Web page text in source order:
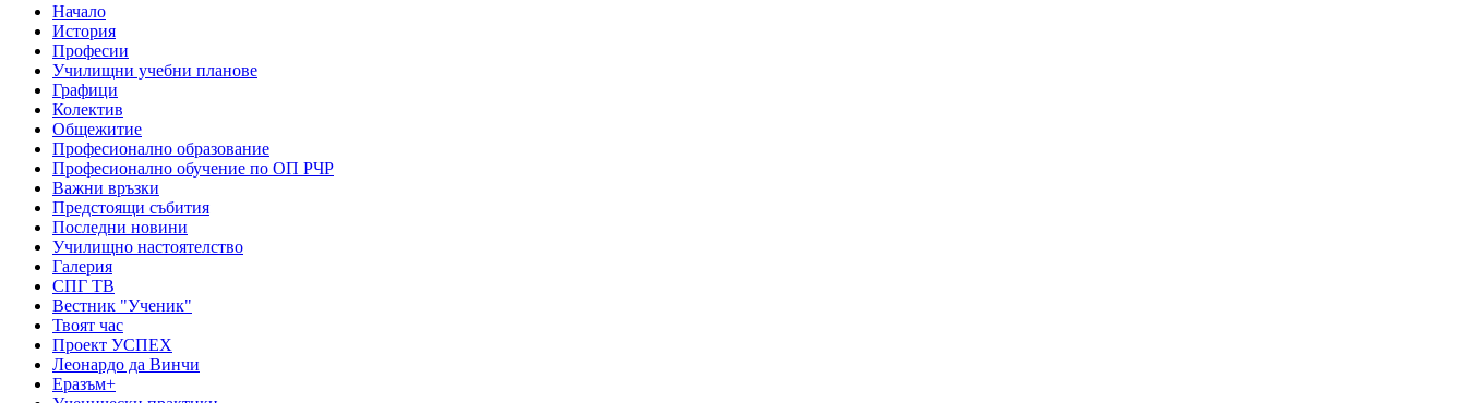
Начало
История
Професии
Училищни учебни планове
Графици
Колектив
Общежитие
Професионално образование
Професионално обучение по ОП РЧР
Важни връзки
Предстоящи събития
Последни новини
Училищно настоятелство
Галерия
СПГ ТВ
Вестник "Ученик"
Твоят час
Проект УСПЕХ
Леонардо да Винчи
Еразъм+